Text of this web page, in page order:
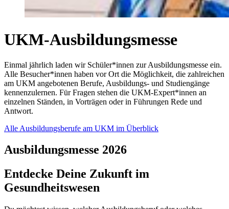
UKM-Ausbildungsmesse
Einmal jährlich laden wir Schüler*innen zur Ausbildungsmesse ein.
Alle Besucher*innen haben vor Ort die Möglichkeit, die zahlreichen
am UKM angebotenen Berufe, Ausbildungs- und Studiengänge
kennenzulernen. Für Fragen stehen die UKM-Expert*innen an
einzelnen Ständen, in Vorträgen oder in Führungen Rede und
Antwort.
Alle Ausbildungsberufe am UKM im Überblick
Ausbildungsmesse 2026
Entdecke Deine Zukunft im
Gesundheitswesen